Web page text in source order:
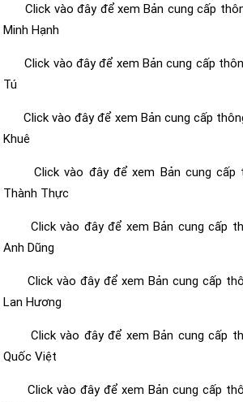
Click vào đây để xem Bản cung cấp
Minh Hạnh
Click vào đây để xem Bản cung cấp
Tú
Click vào đây để xem Bản cung cấp
Khuê
Click vào đây để xem Bản cung
Thành Thực
Click vào đây để xem Bản cung cấp
Anh Dũng
Click vào đây để xem Bản cung cấp
Lan Hương
Click vào đây để xem Bản cung cấp
Quốc Việt
Click vào đây để xem Bản cung cấp